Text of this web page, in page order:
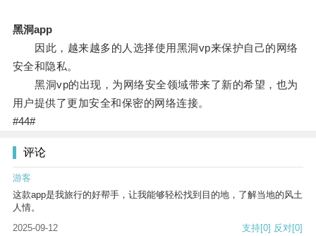
黑洞app
因此，越来越多的人选择使用黑洞vp来保护自己的网络
安全和隐私。
黑洞vp的出现，为网络安全领域带来了新的希望，也为
用户提供了更加安全和保密的网络连接。
#44#
评论
游客
这款app是我旅行的好帮手，让我能够轻松找到目的地，了解当地的风土
人情。
2025-09-12
支持[0] 反对[0]